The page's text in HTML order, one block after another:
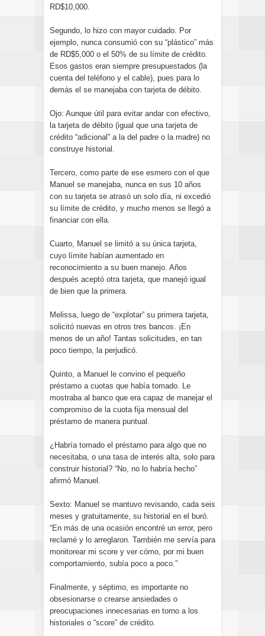
RD$10,000.
Segundo, lo hizo con mayor cuidado. Por
ejemplo, nunca consumió con su “plástico” más
de RD$5,000 o el 50% de su límite de crédito.
Esos gastos eran siempre presupuestados (la
cuenta del teléfono y el cable), pues para lo
demás el se manejaba con tarjeta de débito.
Ojo: Aunque útil para evitar andar con efectivo,
la tarjeta de débito (igual que una tarjeta de
crédito “adicional” a la del padre o la madre) no
construye historial.
Tercero, como parte de ese esmero con el que
Manuel se manejaba, nunca en sus 10 años
con su tarjeta se atrasó un solo día, ni excedió
su límite de crédito, y mucho menos se llegó a
financiar con ella.
Cuarto, Manuel se limitó a su única tarjeta,
cuyo límite habían aumentado en
reconocimiento a su buen manejo. Años
después aceptó otra tarjeta, que manejó igual
de bien que la primera.
Melissa, luego de “explotar” su primera tarjeta,
solicitó nuevas en otros tres bancos. ¡En
menos de un año! Tantas solicitudes, en tan
poco tiempo, la perjudicó.
Quinto, a Manuel le convino el pequeño
préstamo a cuotas que había tomado. Le
mostraba al banco que era capaz de manejar el
compromiso de la cuota fija mensual del
préstamo de manera puntual.
¿Habría tomado el préstamo para algo que no
necesitaba, o una tasa de interés alta, solo para
construir historial? “No, no lo habría hecho”
afirmó Manuel.
Sexto: Manuel se mantuvo revisando, cada seis
meses y gratuitamente, su historial en el buró.
“En más de una ocasión encontré un error, pero
reclamé y lo arreglaron. También me servía para
monitorear mi score y ver cómo, por mi buen
comportamiento, subía poco a poco.”
Finalmente, y séptimo, es importante no
obsesionarse o crearse ansiedades o
preocupaciones innecesarias en torno a los
historiales o “score” de crédito.